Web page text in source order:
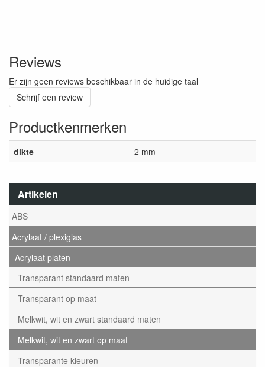
Artikelen
ABS
Acrylaat / plexiglas
Acrylaat platen
Transparant standaard maten
Transparant op maat
Melkwit, wit en zwart standaard maten
Melkwit, wit en zwart op maat
Transparante kleuren
Reviews
Er zijn geen reviews beschikbaar in de huidige taal
Schrijf een review
Productkenmerken
dikte 2 mm